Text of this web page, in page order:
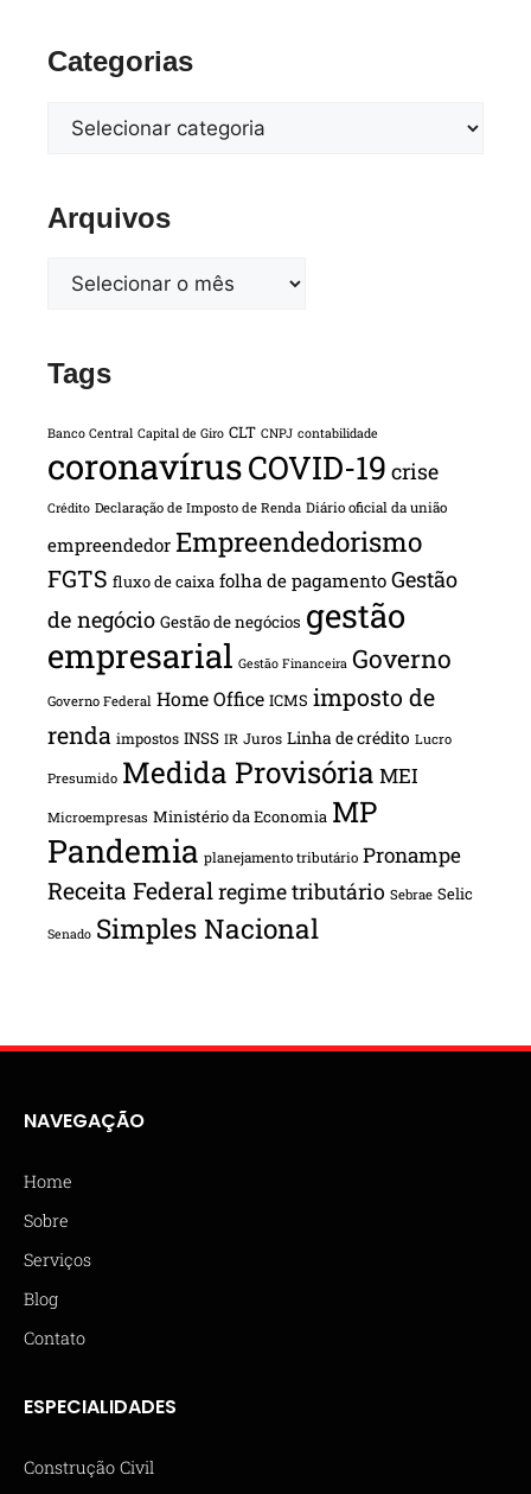
Categorias
Arquivos
Tags
Banco Central Capital de Giro CLT CNPJ contabilidade
coronavírusCOVID-19 crise
Crédito Declaração de Imposto de Renda Diário oficial da união
empreendedor Empreendedorismo
FGTS fluxo de caixa folha de pagamento Gestão
de negócio Gestão de negócios gestão
empresarial Gestão Financeira Governo
Governo Federal Home Office ICMS imposto de
renda impostos INSS IR Juros Linha de crédito Lucro
Presumido Medida Provisória MEI
Microempresas Ministério da Economia MP
Pandemia planejamento tributário Pronampe
Receita Federalregime tributário Sebrae Selic
Senado Simples Nacional
NAVEGAÇÃO
Home
Sobre
Serviços
Blog
Contato
ESPECIALIDADES
Construção Civil